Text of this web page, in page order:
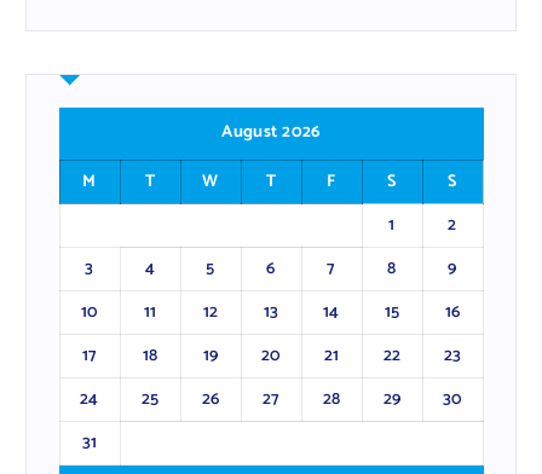
August 2026
M
T W T F S
S
1
2
3
4 5 6 7 8
9
10
11 12 13 14 15
16
17
18 19 20 21 22
23
24
25 26 27 28 29
30
31